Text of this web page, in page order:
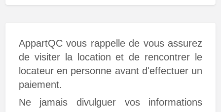
AppartQC vous rappelle de vous assurez
de visiter la location et de rencontrer le
locateur en personne avant d'effectuer un
paiement.
Ne jamais divulguer vos informations